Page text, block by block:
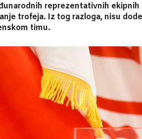
reprezentativnih
trofeja. Iz tog razloga, nisu
timu.